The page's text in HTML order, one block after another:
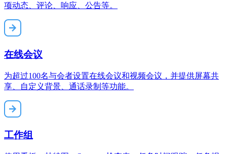
项动态、评论、响应、公告等。
在线会议
为超过100名与会者设置在线会议和视频会议，并提供屏幕共
享、自定义背景、通话录制等功能。
工作组